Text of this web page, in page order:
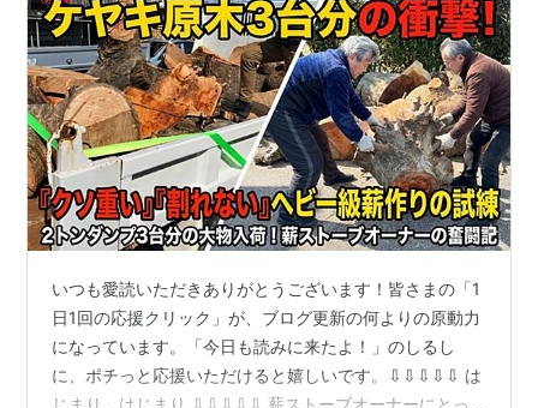
いつも愛読いただきありがとうございます！皆さまの「1
日1回の応援クリック」が、ブログ更新の何よりの原動力
になっています。「今日も読みに来たよ！」のしるし
に、ポチっと応援いただけると嬉しいです。⇩⇩⇩⇩⇩ は